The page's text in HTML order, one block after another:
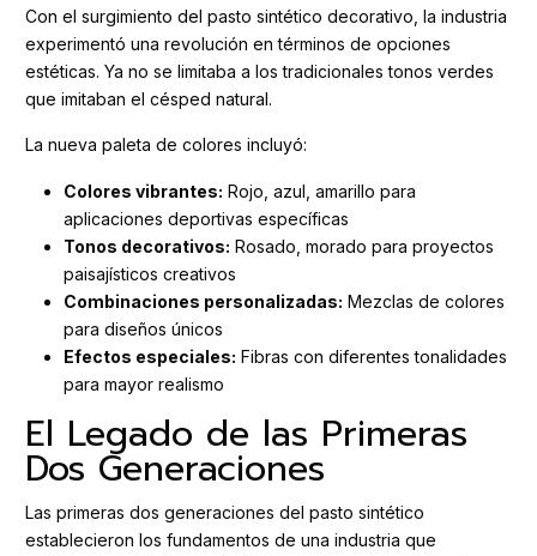
Con el surgimiento del pasto sintético decorativo, la industria
experimentó una revolución en términos de opciones
estéticas. Ya no se limitaba a los tradicionales tonos verdes
que imitaban el césped natural.
La nueva paleta de colores incluyó:
Colores vibrantes: Rojo, azul, amarillo para
aplicaciones deportivas específicas
Tonos decorativos: Rosado, morado para proyectos
paisajísticos creativos
Combinaciones personalizadas: Mezclas de colores
para diseños únicos
Efectos especiales: Fibras con diferentes tonalidades
para mayor realismo
El Legado de las Primeras
Dos Generaciones
Las primeras dos generaciones del pasto sintético
establecieron los fundamentos de una industria que